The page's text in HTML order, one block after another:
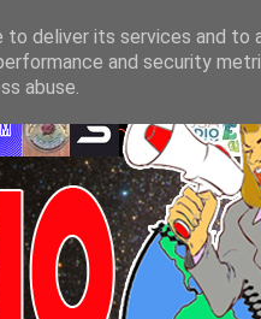
deliver its services and to
and security
abuse.